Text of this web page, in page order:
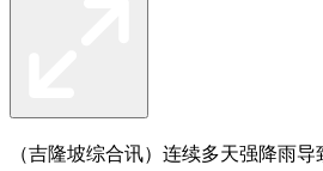
（吉隆坡综合讯）连续多天强降雨